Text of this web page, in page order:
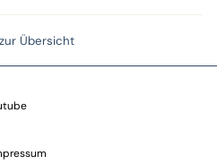
Übersicht